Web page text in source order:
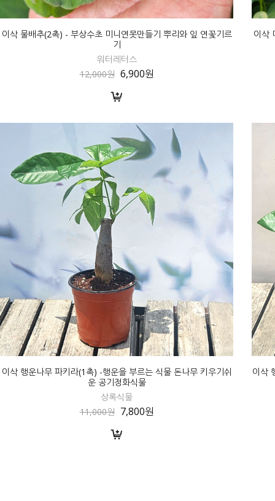
이삭 물배추(2촉) - 부상수초 미니연못만들기 뿌리와 잎 연꽃기르
기
워터레터스
12,000원 6,900원
이삭
이삭 행운나무 파키라(1촉) -행운을 부르는 식물 돈나무 키우기쉬
운 공기정화식물
상록식물
11,000원 7,800원
이삭